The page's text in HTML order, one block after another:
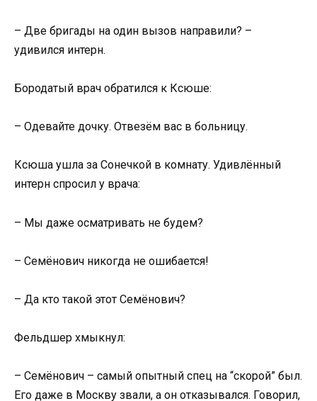
– Две бригады на один вызов направили? –
удивился интерн.
Бородатый врач обратился к Ксюше:
– Одевайте дочку. Отвезём вас в больницу.
Ксюша ушла за Сонечкой в комнату. Удивлённый
интерн спросил у врача:
– Мы даже осматривать не будем?
– Семёнович никогда не ошибается!
– Да кто такой этот Семёнович?
Фельдшер хмыкнул:
– Семёнович – самый опытный спец на “скорой” был.
Его даже в Москву звали, а он отказывался. Говорил,